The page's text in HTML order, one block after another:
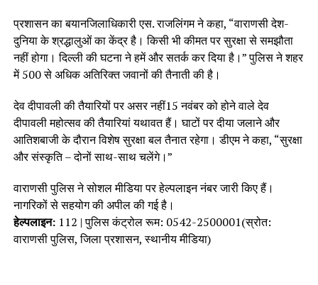
प्रशासन का बयानजिलाधिकारी एस. राजलिंगम ने कहा, “वाराणसी देश-
दुनिया के श्रद्धालुओं का केंद्र है। किसी भी कीमत पर सुरक्षा से समझौता
नहीं होगा। दिल्ली की घटना ने हमें और सतर्क कर दिया है।” पुलिस ने शहर
में 500 से अधिक अतिरिक्त जवानों की तैनाती की है।
देव दीपावली की तैयारियों पर असर नहीं15 नवंबर को होने वाले देव
दीपावली महोत्सव की तैयारियां यथावत हैं। घाटों पर दीया जलाने और
आतिशबाजी के दौरान विशेष सुरक्षा बल तैनात रहेगा। डीएम ने कहा, “सुरक्षा
और संस्कृति – दोनों साथ-साथ चलेंगे।”
वाराणसी पुलिस ने सोशल मीडिया पर हेल्पलाइन नंबर जारी किए हैं।
नागरिकों से सहयोग की अपील की गई है।
हेल्पलाइन: 112 | पुलिस कंट्रोल रूम: 0542-2500001(स्रोत:
वाराणसी पुलिस, जिला प्रशासन, स्थानीय मीडिया)